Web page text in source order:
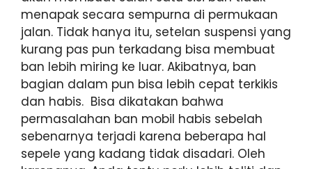
menapak secara sempurna di permukaan
jalan. Tidak hanya itu, setelan suspensi yang
kurang pas pun terkadang bisa membuat
ban lebih miring ke luar. Akibatnya, ban
bagian dalam pun bisa lebih cepat terkikis
dan habis. Bisa dikatakan bahwa
permasalahan ban mobil habis sebelah
sebenarnya terjadi karena beberapa hal
sepele yang kadang tidak disadari. Oleh